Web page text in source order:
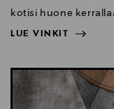
kotisi huone
LUE VINKIT
LUE VINKIT